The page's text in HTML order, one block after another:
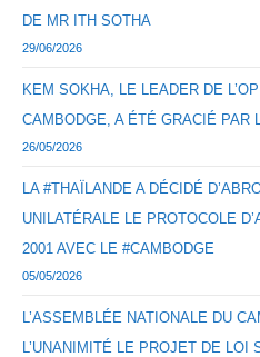
DE MR ITH SOTHA
29/06/2026
KEM SOKHA, LE LEADER DE
CAMBODGE, A ÉTÉ GRACIÉ PAR
26/05/2026
LA #THAÏLANDE A DÉCIDÉ
UNILATÉRALE LE PROTOCOLE
2001 AVEC LE #CAMBODGE
05/05/2026
L’ASSEMBLÉE NATIONALE DU
L’UNANIMITÉ LE PROJET DE LOI